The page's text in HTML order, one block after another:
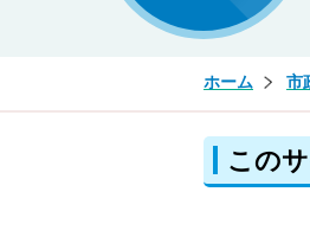
ホーム 市
この